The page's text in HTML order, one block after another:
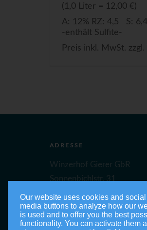
(1,0 Liter = 12,00 €)
A: 12% RZ: 4,5 S: 6,4
-enthält Sulfite-
Preis inkl. MwSt. zzgl.
ADRESSE
Winzerhof Gierer GbR
Sonnenbichlstr. 31
88149 Nonnenhorn
Our website uses cookies and social
media buttons to analyze how our
is used and to offer you the best
functionality. You can activate them